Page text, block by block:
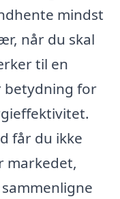
mindst
når du skal
til en
betydning for
får du ikke
markedet,